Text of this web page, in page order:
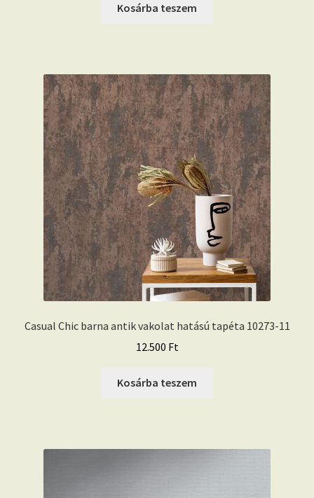
Kosárba teszem
Casual Chic barna antik vakolat hatású tapéta 10273-11
12.500 Ft
Kosárba teszem